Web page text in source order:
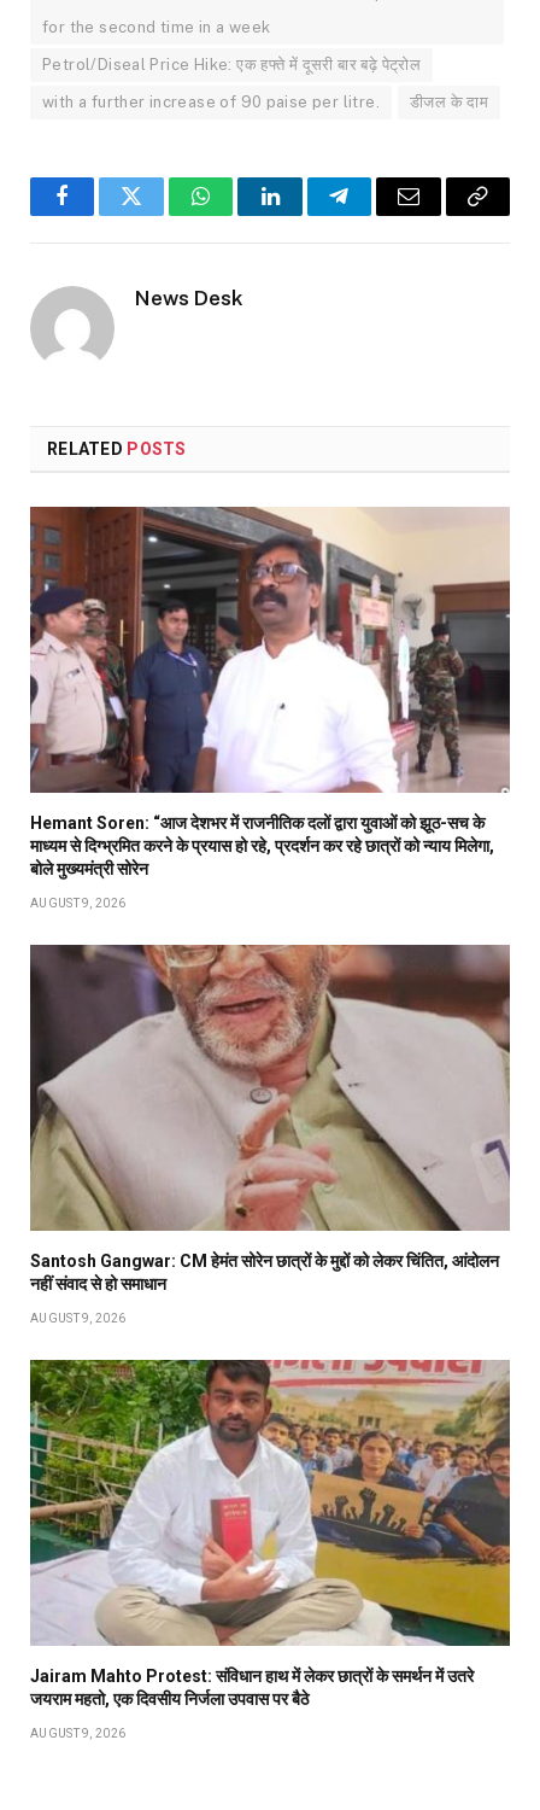
for the second time in a week
Petrol/Diseal Price Hike: एक हफ्ते में दूसरी बार बढ़े पेट्रोल
with a further increase of 90 paise per litre. डीजल के दाम
FacebookTwitter WhatsAppLinkedInTelegramEmail
Copy
News Desk
RELATED POSTS
Hemant Soren: “आज देशभर में राजनीतिक दलों द्वारा युवाओं को झूठ-सच के
माध्यम से दिग्भ्रमित करने के प्रयास हो रहे, प्रदर्शन कर रहे छात्रों को न्याय मिलेगा,
बोले मुख्यमंत्री सोरेन
AUGUST 9, 2026
Santosh Gangwar: CM हेमंत सोरेन छात्रों के मुद्दों को लेकर चिंतित, आंदोलन
नहीं संवाद से हो समाधान
AUGUST 9, 2026
Jairam Mahto Protest: संविधान हाथ में लेकर छात्रों के समर्थन में उतरे
जयराम महतो, एक दिवसीय निर्जला उपवास पर बैठे
AUGUST 9, 2026